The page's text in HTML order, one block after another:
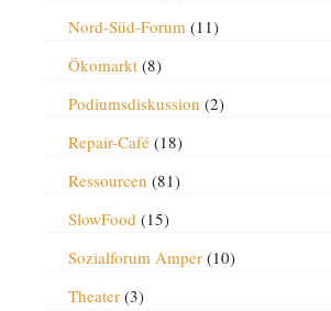
Nord-Süd-Forum (11)
Ökomarkt(8)
Podiumsdiskussion (2)
Repair-Café(18)
Ressourcen (81)
SlowFood (15)
Sozialforum Amper(10)
Theater(3)